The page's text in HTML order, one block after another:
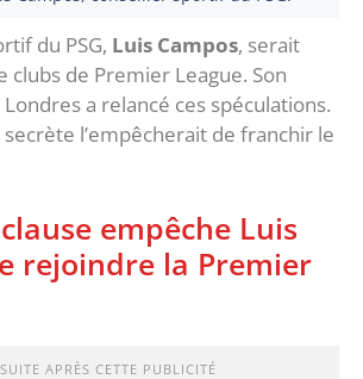
du PSG, Luis Campos, serait
clubs de Premier League. Son
a relancé ces spéculations.
secrète l’empêcherait de franchir le
empêche Luis
rejoindre la Premier
APRÈS CETTE PUBLICITÉ